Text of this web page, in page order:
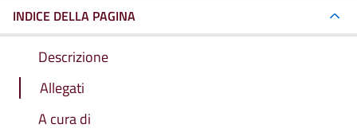
INDICE DELLA PAGINA
Descrizione
Allegati
A cura di